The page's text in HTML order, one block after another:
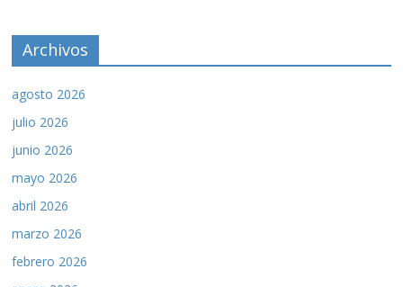
Archivos
agosto 2026
julio 2026
junio 2026
mayo 2026
abril 2026
marzo 2026
febrero 2026